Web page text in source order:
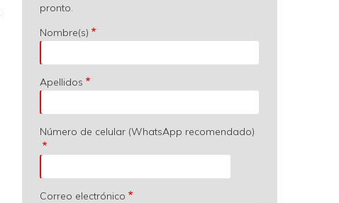
pronto.
Nombre(s)
Apellidos
Número de celular (WhatsApp recomendado)
Correo electrónico